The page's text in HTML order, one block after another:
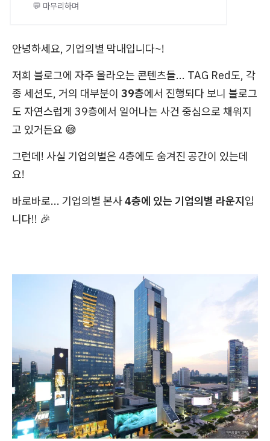
💬 마무리하며
안녕하세요, 기업의별 막내입니다~!
저희 블로그에 자주 올라오는 콘텐츠들... TAG Red도, 각
종 세션도, 거의 대부분이 39층에서 진행되다 보니 블로그
도 자연스럽게 39층에서 일어나는 사건 중심으로 채워지
고 있거든요 😅
그런데! 사실 기업의별은 4층에도 숨겨진 공간이 있는데
요!
바로바로... 기업의별 본사4층에 있는 기업의별 라운지입
니다!! 🎉